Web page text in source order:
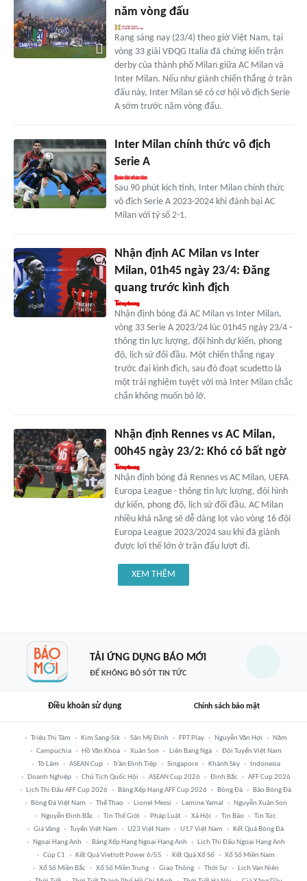
năm vòng đấu
Rạng sáng nay (23/4) theo giờ Việt Nam, tại
vòng 33 giải VĐQG Italia đã chứng kiến trận
derby của thành phố Milan giữa AC Milan và
Inter Milan. Nếu như giành chiến thắng ở trận
đấu này, Inter Milan sẽ có cơ hội vô địch Serie
A sớm trước năm vòng đấu.
Inter Milan chính thức vô địch
Serie A
Sau 90 phút kịch tính, Inter Milan chính thức
vô địch Serie A 2023-2024 khi đánh bại AC
Milan với tỷ số 2-1.
Nhận định AC Milan vs Inter
Milan, 01h45 ngày 23/4: Đăng
quang trước kình địch
Nhận định bóng đá AC Milan vs Inter Milan,
vòng 33 Serie A 2023/24 lúc 01h45 ngày 23/4 -
thông tin lực lượng, đội hình dự kiến, phong
độ, lịch sử đối đầu. Một chiến thắng ngay
trước đại kình địch, sau đó đoạt scudetto là
một trải nghiệm tuyệt vời mà Inter Milan chắc
chắn không muốn bỏ lỡ.
Nhận định Rennes vs AC Milan,
00h45 ngày 23/2: Khó có bất ngờ
Nhận định bóng đá Rennes vs AC Milan, UEFA
Europa League - thông tin lực lượng, đội hình
dự kiến, phong độ, lịch sử đối đầu. AC Milan
nhiều khả năng sẽ dễ dàng lọt vào vòng 16 đội
Europa League 2023/2024 sau khi đã giành
được lợi thế lớn ở trận đấu lượt đi.
XEM THÊM
TẢI ỨNG DỤNG BÁO MỚI
ĐỂ KHÔNG BỎ SÓT TIN TỨC
Điều khoản sử dụng Chính sách bảo mật
Triệu Thị Tâm Kim Sang-Sik Sân Mỹ Đình FPT Play Nguyễn Văn Hợi
Năm
Campuchia
Hồ Văn Khoa Xuân Son Liên Bang Nga
Đội Tuyển Việt Nam
Tô Lâm
ASEAN Cup Trần Đình Tiệp Singapore Khánh Sky
Indonesia
Doanh Nghiệp
Chủ Tịch Quốc Hội ASEAN Cup 2026 Đình Bắc
AFF Cup 2026
Lịch Thi Đấu AFF Cup 2026
Bảng Xếp Hạng AFF Cup 2026 Bóng Đá
Báo Bóng Đá
Bóng Đá Việt Nam
Thể Thao Lionel Messi Lamine Yamal
Nguyễn Xuân Son
Nguyễn Đình Bắc
Tin Thế Giới Pháp Luật Xã Hội Tin Bão
Tin Tức
Giá Vàng
Tuyển Việt Nam U23 Việt Nam U17 Việt Nam
Kết Quả Bóng Đá
Ngoại Hạng Anh
Bảng Xếp Hạng Ngoại Hạng Anh
Lịch Thi Đấu Ngoại Hạng Anh
Cúp C1
Kết Quả Vietlott Power 6/55 Kết Quả Xổ Số
Xổ Số Miền Nam
Xổ Số Miền Bắc
Xổ Số Miền Trung Giao Thông Thời Sự
Lịch Vạn Niên